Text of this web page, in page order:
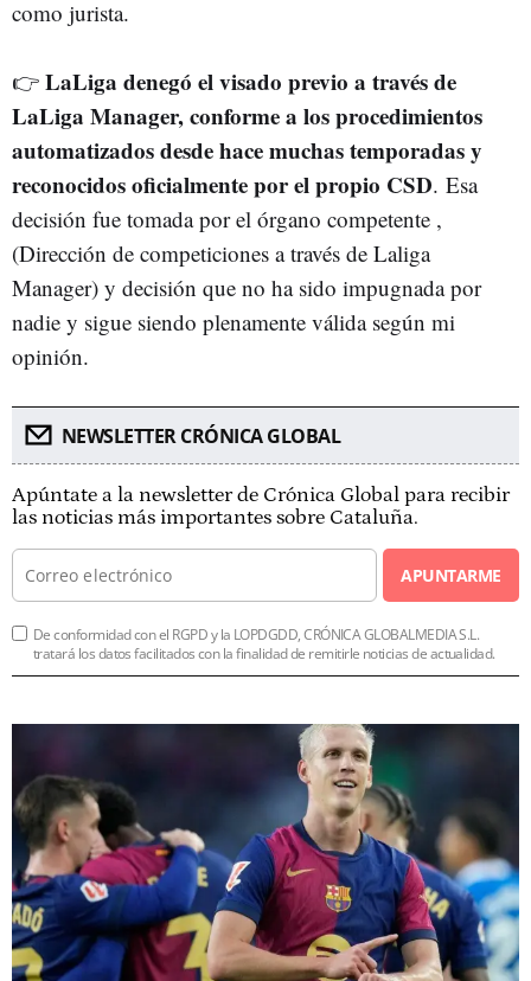
como jurista.
👉 LaLiga denegó el visado previo a través de
LaLiga Manager, conforme a los procedimientos
automatizados desde hace muchas temporadas y
reconocidos oficialmente por el propio CSD. Esa
decisión fue tomada por el órgano competente ,
(Dirección de competiciones a través de Laliga
Manager) y decisión que no ha sido impugnada por
nadie y sigue siendo plenamente válida según mi
opinión.
NEWSLETTER CRÓNICA GLOBAL
Apúntate a la newsletter de Crónica Global para recibir
las noticias más importantes sobre Cataluña.
APUNTARME
De conformidad con el RGPD y la LOPDGDD, CRÓNICA GLOBALMEDIA S.L.
tratará los datos facilitados con la finalidad de remitirle noticias de actualidad.